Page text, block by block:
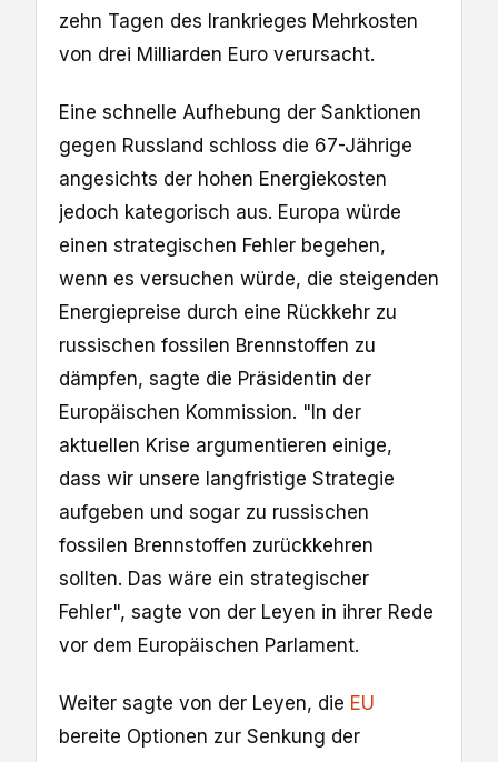
zehn Tagen des Irankrieges Mehrkosten
von drei Milliarden Euro verursacht.
Eine schnelle Aufhebung der Sanktionen
gegen Russland schloss die 67-Jährige
angesichts der hohen Energiekosten
jedoch kategorisch aus. Europa würde
einen strategischen Fehler begehen,
wenn es versuchen würde, die steigenden
Energiepreise durch eine Rückkehr zu
russischen fossilen Brennstoffen zu
dämpfen, sagte die Präsidentin der
Europäischen Kommission. "In der
aktuellen Krise argumentieren einige,
dass wir unsere langfristige Strategie
aufgeben und sogar zu russischen
fossilen Brennstoffen zurückkehren
sollten. Das wäre ein strategischer
Fehler", sagte von der Leyen in ihrer Rede
vor dem Europäischen Parlament.
Weiter sagte von der Leyen, die EU
bereite Optionen zur Senkung der